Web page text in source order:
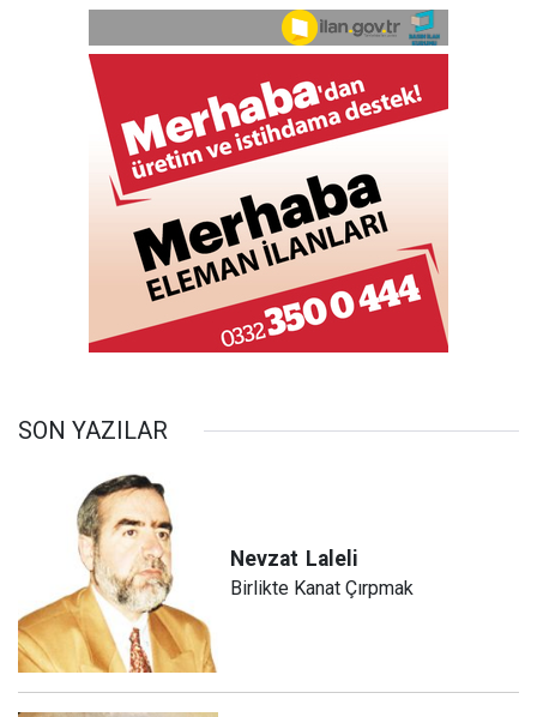
SON YAZILAR
Nevzat Laleli
Birlikte Kanat Çırpmak